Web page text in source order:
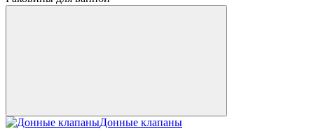
Донные клапаны